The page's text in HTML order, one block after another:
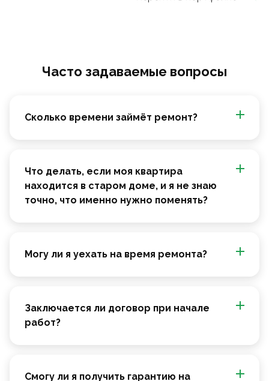
Часто задаваемые вопросы
Сколько времени займёт ремонт?
Что делать, если моя квартира
находится в старом доме, и я не знаю
точно, что именно нужно поменять?
Могу ли я уехать на время ремонта?
Заключается ли договор при начале
работ?
Смогу ли я получить гарантию на